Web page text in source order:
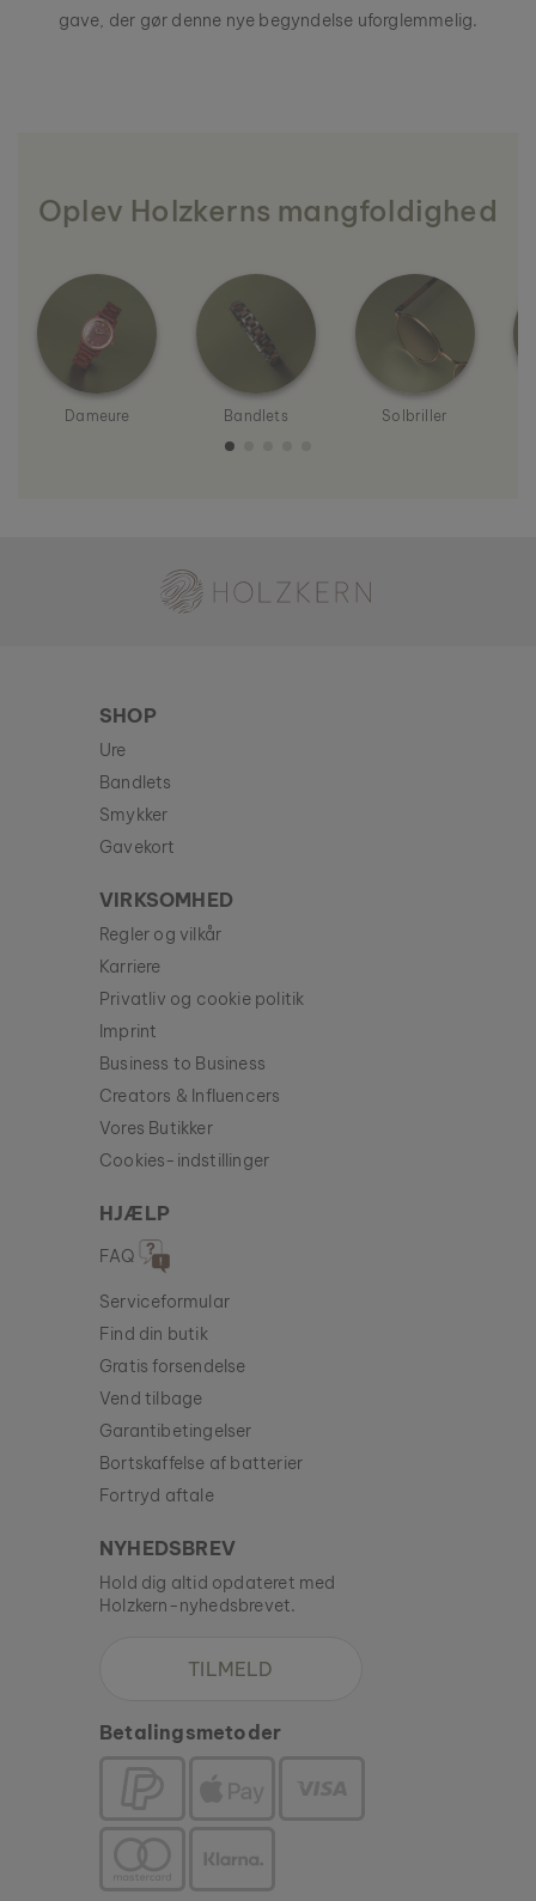
gave, der gør denne nye begyndelse uforglemmelig.
Oplev Holzkerns mangfoldighed
Dameure Bandlets Solbriller
SHOP
Ure
Bandlets
Smykker
Gavekort
VIRKSOMHED
Regler og vilkår
Karriere
Privatliv og cookie politik
Imprint
Business to Business
Creators & Influencers
Vores Butikker
Cookies-indstillinger
HJÆLP
FAQ
Serviceformular
Find din butik
Gratis forsendelse
Vend tilbage
Garantibetingelser
Bortskaffelse af batterier
Fortryd aftale
NYHEDSBREV
Hold dig altid opdateret med
Holzkern-nyhedsbrevet.
TILMELD
Betalingsmetoder